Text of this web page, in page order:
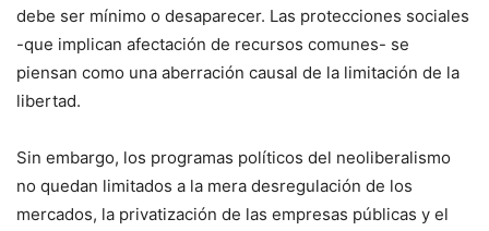
debe ser mínimo o desaparecer. Las protecciones sociales
-que implican afectación de recursos comunes- se
piensan como una aberración causal de la limitación de la
libertad.
Sin embargo, los programas políticos del neoliberalismo
no quedan limitados a la mera desregulación de los
mercados, la privatización de las empresas públicas y el